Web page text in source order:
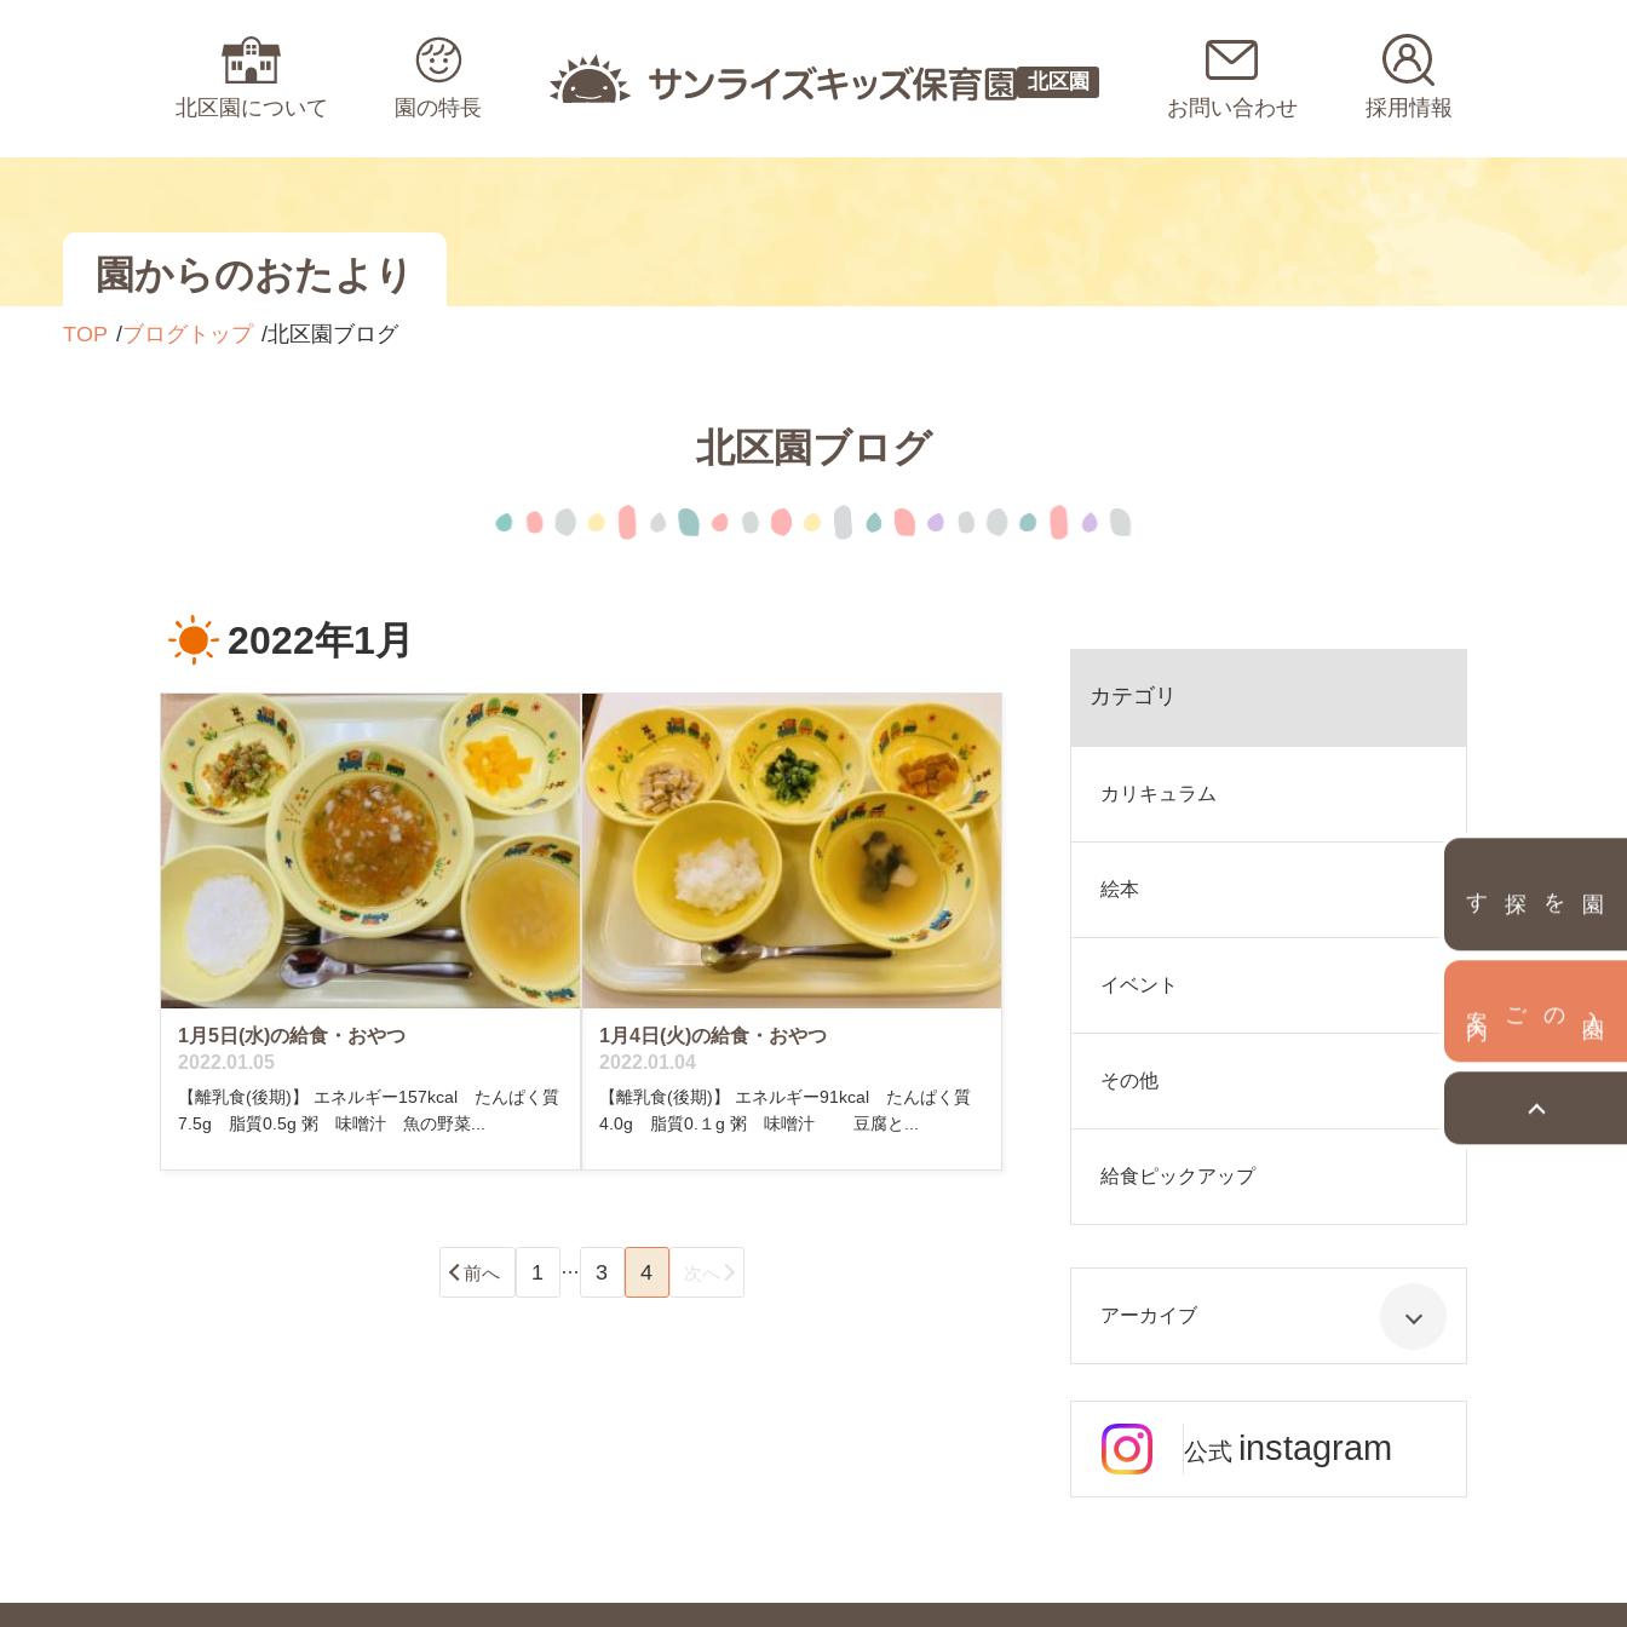
北区園について 園の特長
北区園
お問い合わせ 採用情報
園を探す
園からのおたより
TOP ブログトップ 北区園ブログ
北区園ブログ
2022年1月
1月5日(水)の給食・おやつ
2022.01.05
【離乳食(後期)】 エネルギー157kcal たんぱく質
7.5g 脂質0.5g 粥 味噌汁 魚の野菜...
1月4日(火)の給食・おやつ
2022.01.04
【離乳食(後期)】 エネルギー91kcal たんぱく質
4.0g 脂質0.１g 粥 味噌汁 豆腐と...
前へ 1 … 3 4 次へ
カテゴリ
カリキュラム
絵本
イベント
その他
給食ピックアップ
アーカイブ
公式 instagram